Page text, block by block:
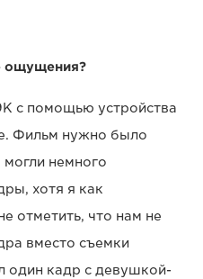
ощущения?
с помощью устройства
Фильм нужно было
немного
хотя я как
отметить, что нам не
вместо съемки
один кадр с девушкой-